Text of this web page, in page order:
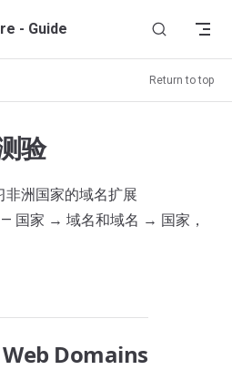
- Guide
Return to top
验
非洲国家的域名扩展
— 国家 → 域名和域名 → 国家，
Domains